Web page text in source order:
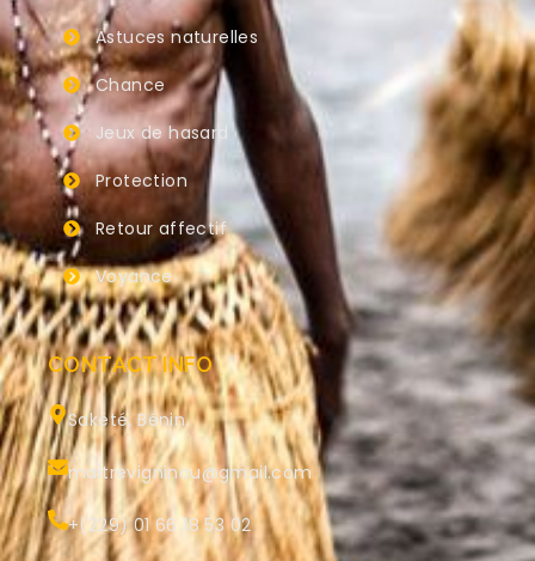
Astuces naturelles
Chance
Jeux de hasard
Protection
Retour affectif
Voyance
CONTACT INFO
Sakété, Bénin.
maitrevigninou@gmail.com
+(229) 01 66 18 53 02